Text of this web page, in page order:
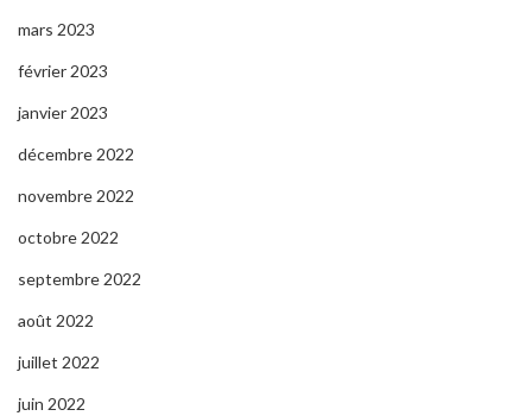
mars 2023
février 2023
janvier 2023
décembre 2022
novembre 2022
octobre 2022
septembre 2022
août 2022
juillet 2022
juin 2022